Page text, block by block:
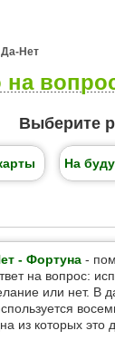
Да-Нет
Выберите
На
- Фортуна -
на вопрос:
или нет. В
из которых это